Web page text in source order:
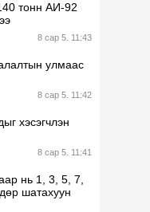
тонн АИ-92
8 сар 5. 11:43
улмаас
8 сар 5. 11:42
хэсэгчлэн
8 сар 5. 11:41
нь 1, 3, 5, 7,
шатахуун